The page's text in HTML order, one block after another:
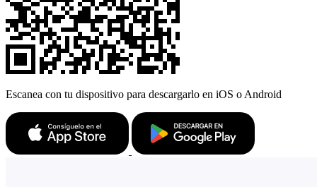
Escanea con tu dispositivo para descargarlo en iOS o Android